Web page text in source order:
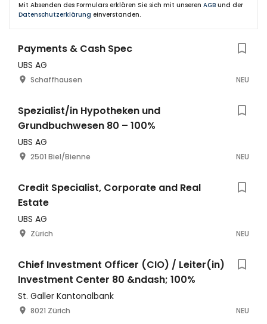
Mit Absenden des Formulars erklären Sie sich mit unseren AGB und der
Datenschutzerklärung einverstanden.
Payments & Cash Spec
UBS AG
Schaffhausen NEU
Spezialist/in Hypotheken und
Grundbuchwesen 80 – 100%
UBS AG
2501 Biel/Bienne NEU
Credit Specialist, Corporate and Real
Estate
UBS AG
Zürich NEU
Chief Investment Officer (CIO) / Leiter(in)
Investment Center 80 &ndash; 100%
St. Galler Kantonalbank
8021 Zürich NEU